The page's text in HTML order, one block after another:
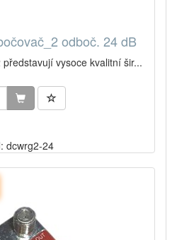
odboč. 24 dB
vysoce kvalitní šir...
dcwrg2-24